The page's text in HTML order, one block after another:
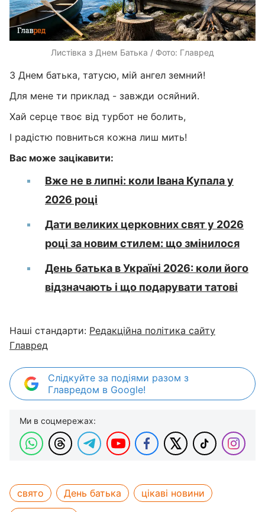
Листівка з Днем Батька / Фото: Главред
З Днем батька, татусю, мій ангел земний!
Для мене ти приклад - завжди осяйний.
Хай серце твоє від турбот не болить,
І радістю повниться кожна лиш мить!
Вас може зацікавити:
Вже не в липні: коли Івана Купала у
2026 році
Дати великих церковних свят у 2026
році за новим стилем: що змінилося
День батька в Україні 2026: коли його
відзначають і що подарувати татові
Наші стандарти: Редакційна політика сайту
Главред
Слідкуйте за подіями разом з
Главредом в Google!
Ми в соцмережах:
свято День батька
цікаві новини